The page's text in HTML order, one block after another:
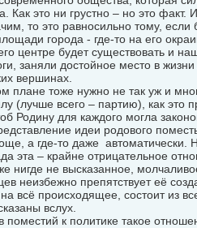
Как это ни грустно – но это факт.
то это равносильно тому,
города - где-то на его
центре будет существовать и
заняли достойное место в жизни
вершинах.
плане тоже нужно не так уж и
(лучше всего – партию), как это
Родину для каждого могла
идеи родового
а где-то даже
эта – крайне отрицательное
нигде не высказанное,
неизбежно препятствует её
всё происходящее, состоит из
вслух.
поместий к политике такое